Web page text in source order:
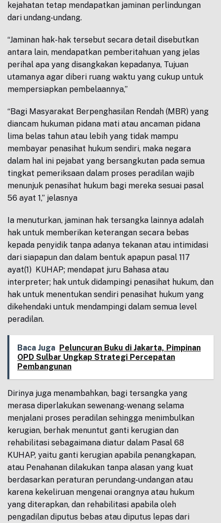
kejahatan tetap mendapatkan jaminan perlindungan
dari undang-undang.
“Jaminan hak-hak tersebut secara detail disebutkan
antara lain, mendapatkan pemberitahuan yang jelas
perihal apa yang disangkakan kepadanya, Tujuan
utamanya agar diberi ruang waktu yang cukup untuk
mempersiapkan pembelaannya,”
“Bagi Masyarakat Berpenghasilan Rendah (MBR) yang
diancam hukuman pidana mati atau ancaman pidana
lima belas tahun atau lebih yang tidak mampu
membayar penasihat hukum sendiri, maka negara
dalam hal ini pejabat yang bersangkutan pada semua
tingkat pemeriksaan dalam proses peradilan wajib
menunjuk penasihat hukum bagi mereka sesuai pasal
56 ayat 1,” jelasnya
Ia menuturkan, jaminan hak tersangka lainnya adalah
hak untuk memberikan keterangan secara bebas
kepada penyidik tanpa adanya tekanan atau intimidasi
dari siapapun dan dalam bentuk apapun pasal 117
ayat(1) KUHAP; mendapat juru Bahasa atau
interpreter; hak untuk didampingi penasihat hukum, dan
hak untuk menentukan sendiri penasihat hukum yang
dikehendaki untuk mendampingi dalam semua level
peradilan.
Baca Juga Peluncuran Buku di Jakarta, Pimpinan
OPD Sulbar Ungkap Strategi Percepatan
Pembangunan
Dirinya juga menambahkan, bagi tersangka yang
merasa diperlakukan sewenang-wenang selama
menjalani proses peradilan sehingga menimbulkan
kerugian, berhak menuntut ganti kerugian dan
rehabilitasi sebagaimana diatur dalam Pasal 68
KUHAP, yaitu ganti kerugian apabila penangkapan,
atau Penahanan dilakukan tanpa alasan yang kuat
berdasarkan peraturan perundang-undangan atau
karena kekeliruan mengenai orangnya atau hukum
yang diterapkan, dan rehabilitasi apabila oleh
pengadilan diputus bebas atau diputus lepas dari